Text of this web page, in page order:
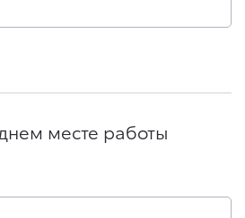
месте работы